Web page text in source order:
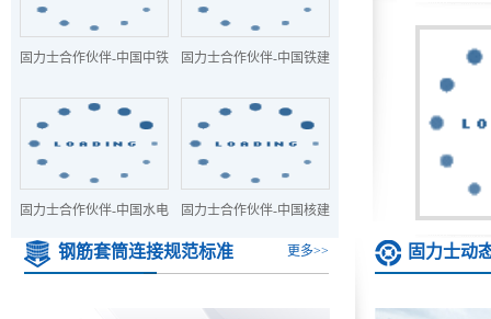
固力士合作伙伴-中国中铁 固力士合作伙伴-中国铁建
固力士合作伙伴-中国水电 固力士合作伙伴-中国核建
更多>>
钢筋套筒连接规范标准 固力士动